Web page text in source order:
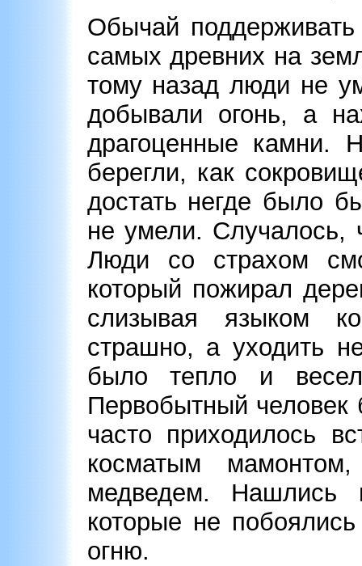
Обычай
самых древних на
тому назад люди не
добывали огонь, а
драгоценные камни.
берегли, как
достать негде было
не умели. Случалось,
Люди со страхом
который пожирал
слизывая языком
страшно, а уходить
было тепло и
Первобытный
часто приходилось
косматым
медведем. Нашлись
которые не
огню.